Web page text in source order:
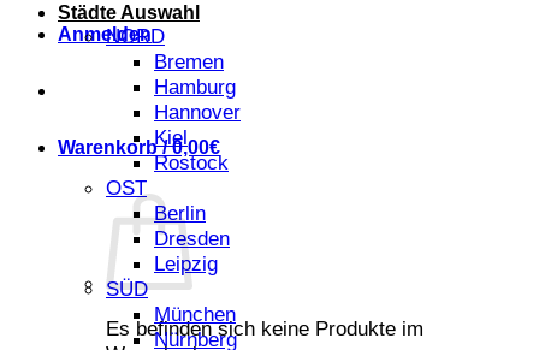
Anmelden
Warenkorb /0,00€
Es befinden sich keine Produkte im
Städte Auswahl
NORD
Bremen
Hamburg
Hannover
Kiel
Rostock
OST
Berlin
Dresden
Leipzig
SÜD
München
Nürnberg